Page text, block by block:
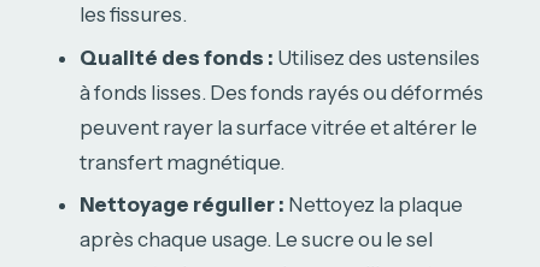
les fissures.
Qualité des fonds : Utilisez des ustensiles
à fonds lisses. Des fonds rayés ou déformés
peuvent rayer la surface vitrée et altérer le
transfert magnétique.
Nettoyage régulier : Nettoyez la plaque
après chaque usage. Le sucre ou le sel